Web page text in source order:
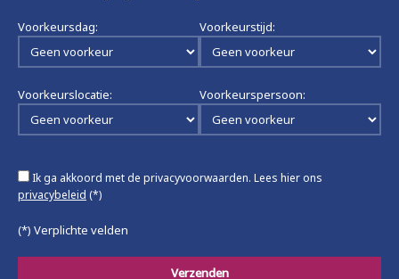
Voorkeursdag: Voorkeurstijd:
Voorkeurslocatie: Voorkeurspersoon:
Ik ga akkoord met de privacyvoorwaarden. Lees hier ons
privacybeleid (*)
(*) Verplichte velden